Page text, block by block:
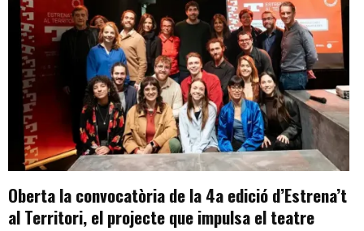
Oberta la convocatòria de la 4a edició d’Estrena’t
al Territori, el projecte que impulsa el teatre